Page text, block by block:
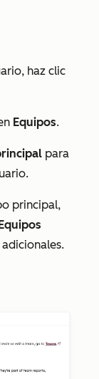
haz clic
Equipos.
para
principal,